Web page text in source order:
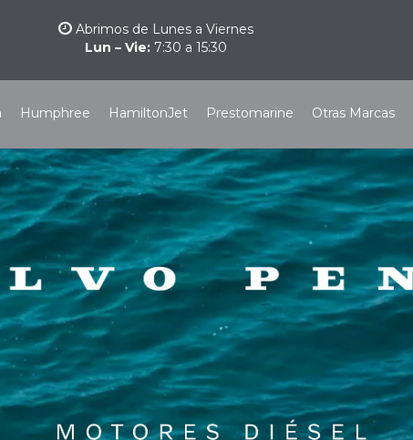
Abrimos de Lunes a Viernes
Lun – Vie: 7:30 a 15:30
Humphree HamiltonJet Prestomarine Otras Marcas